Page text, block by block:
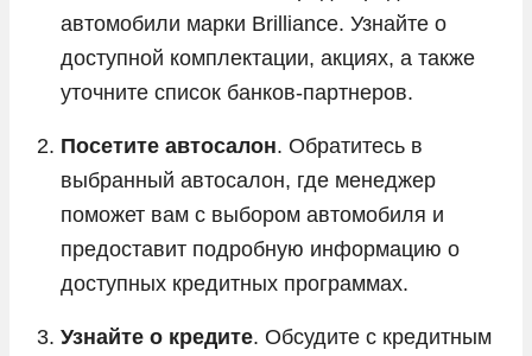
автомобили марки Brilliance. Узнайте о
доступной комплектации, акциях, а также
уточните список банков-партнеров.
Посетите автосалон. Обратитесь в
выбранный автосалон, где менеджер
поможет вам с выбором автомобиля и
предоставит подробную информацию о
доступных кредитных программах.
Узнайте о кредите. Обсудите с кредитным